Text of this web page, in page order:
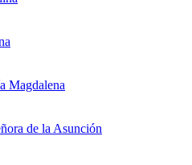
Magdalena
de la Asunción